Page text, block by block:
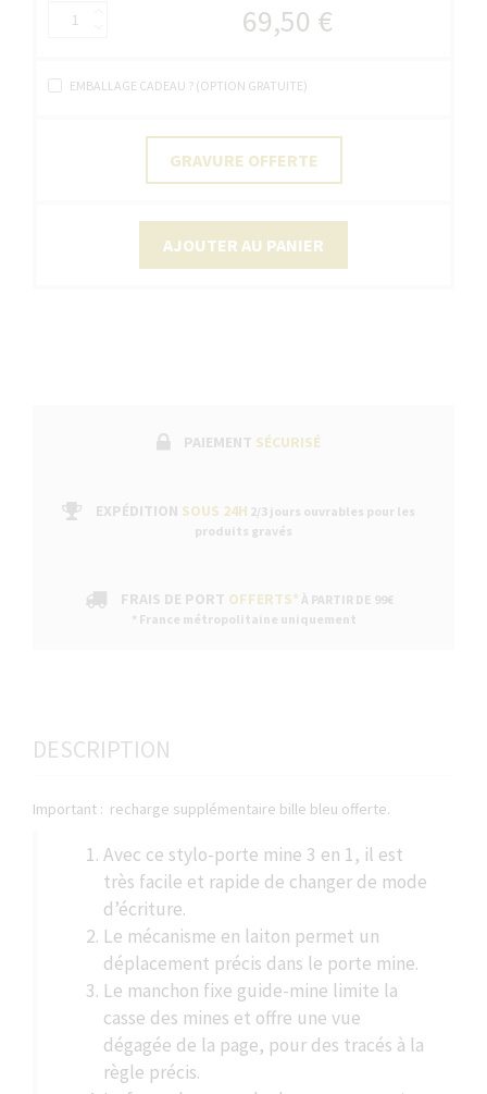
69,50 €
EMBALLAGE CADEAU ? (OPTION GRATUITE)
GRAVURE OFFERTE
AJOUTER AU PANIER
PAIEMENT SÉCURISÉ
EXPÉDITION SOUS 24H 2/3 jours ouvrables pour les
produits gravés
FRAIS DE PORT OFFERTS* À PARTIR DE 99€
* France métropolitaine uniquement
DESCRIPTION
Important : recharge supplémentaire bille bleu offerte.
Avec ce stylo-porte mine 3 en 1, il est
très facile et rapide de changer de mode
d’écriture.
Le mécanisme en laiton permet un
déplacement précis dans le porte mine.
Le manchon fixe guide-mine limite la
casse des mines et offre une vue
dégagée de la page, pour des tracés à la
règle précis.